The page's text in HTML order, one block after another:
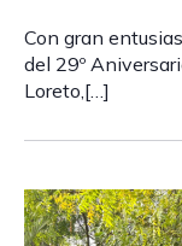
Con gran
del 29º
Loreto,[…]